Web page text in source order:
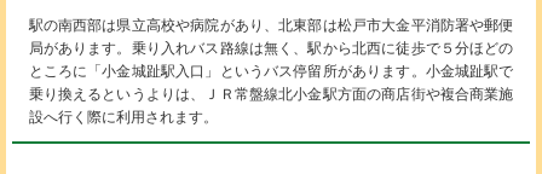
駅の南西部は県立高校や病院があり、北東部は松戸市大金平消防署や郵便
局があります。乗り入れバス路線は無く、駅から北西に徒歩で５分ほどの
ところに「小金城趾駅入口」というバス停留所があります。小金城趾駅で
乗り換えるというよりは、ＪＲ常盤線北小金駅方面の商店街や複合商業施
設へ行く際に利用されます。